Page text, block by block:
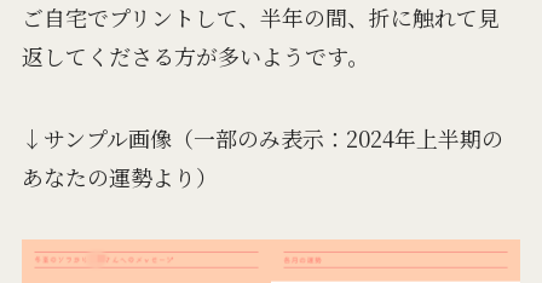
ご自宅でプリントして、半年の間、折に触れて見
返してくださる方が多いようです。
↓サンプル画像（一部のみ表示：2024年上半期の
あなたの運勢より）